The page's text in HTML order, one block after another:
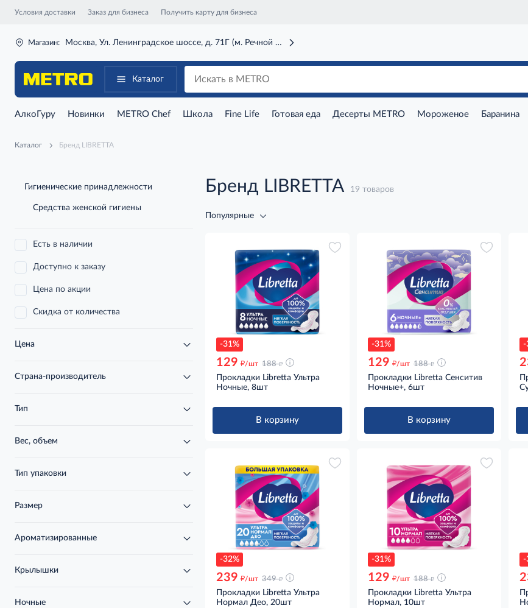
Условия доставки Заказ для бизнеса Получить карту для бизнеса
Магазин: Москва, Ул. Ленинградское шоссе, д. 71Г (м. Речной вокзал)
Каталог
АлкоГуру Новинки METRO Chef Школа Fine Life Готовая еда Десерты METRO Мороженое Баранина
Каталог Бренд LIBRETTA
Гигиенические принадлежности
Средства женской гигиены
Есть в наличии
Доступно к заказу
Цена по акции
Скидка от количества
Цена
Страна-производитель
Тип
Вес, объем
Тип упаковки
Размер
Ароматизированные
Крылышки
Ночные
Бренд LIBRETTA 19 товаров
Популярные
-31%
129 д/шт 188 д
Прокладки Libretta Ультра
Ночные, 8шт
В корзину
-31%
129 д/шт 188 д
Прокладки Libretta Сенситив
Ночные+, 6шт
В корзину
-
-32%
239 д/шт 349 д
Прокладки Libretta Ультра
Нормал Део, 20шт
-31%
129 д/шт 188 д
Прокладки Libretta Ультра
Нормал, 10шт
-